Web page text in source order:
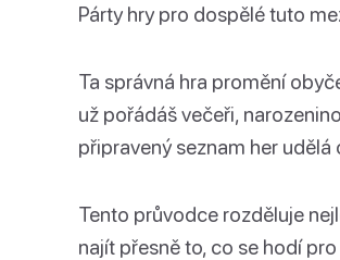
Párty hry pro dospělé tuto
Ta správná hra promění
už pořádáš večeři,
připravený seznam her udělá
Tento průvodce rozděluje
najít přesně to, co se hodí